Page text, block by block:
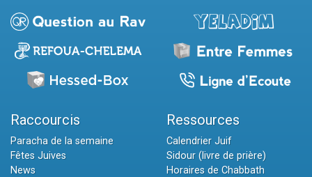
Raccourcis
Paracha de la semaine
Fêtes Juives
News
Ressources
Calendrier Juif
Sidour (livre de prière)
Horaires de Chabbath